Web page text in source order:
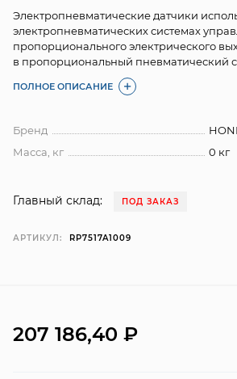
Электропневматические датчики
электропневматических системах
пропорционального электрического
в пропорциональный пневматический
ПОЛНОЕ ОПИСАНИЕ
Бренд
Масса, кг
0 кг
Главный склад: ПОД ЗАКАЗ
АРТИКУЛ: RP7517A1009
207 186,40₽